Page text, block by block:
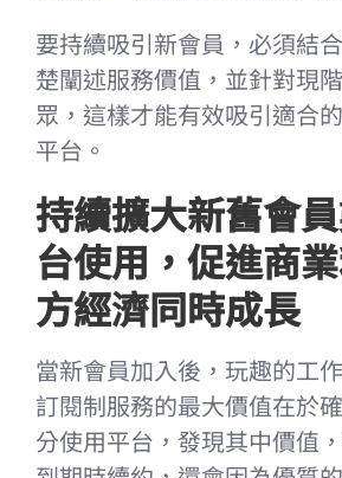
要持續吸引新會員，必須結
楚闡述服務價值，並針對現
眾，這樣才能有效吸引適合
平台。
持續擴大新舊會
台使用，促進商
方經濟同時成長
當新會員加入後，玩趣的工
訂閱制服務的最大價值在於
分使用平台，發現其中價值